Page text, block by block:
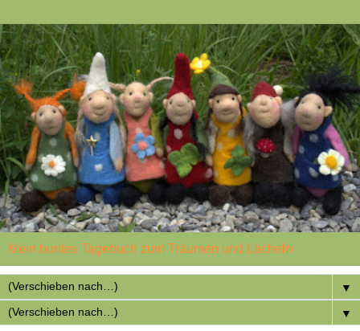
Mein buntes Tagebuch zum Träumen und Lächeln
▼
▼